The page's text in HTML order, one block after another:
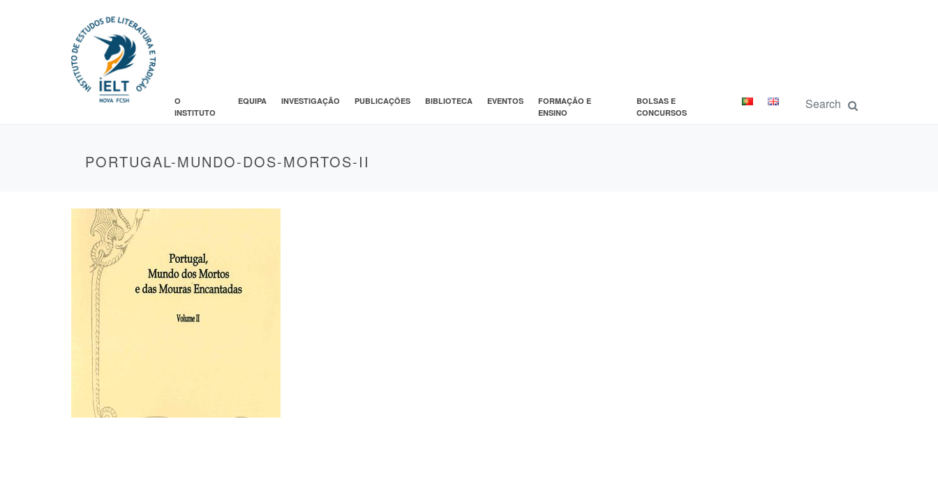
O
INSTITUTO
EQUIPA INVESTIGAÇÃO PUBLICAÇÕES BIBLIOTECA EVENTOS
FORMAÇÃO E
ENSINO
BOLSAS E
CONCURSOS
PORTUGAL-MUNDO-DOS-MORTOS-II